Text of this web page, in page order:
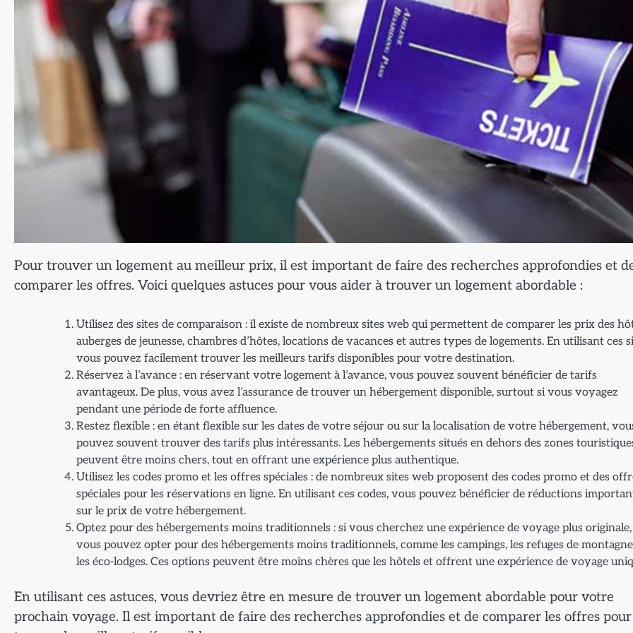
Pour trouver un logement au meilleur prix, il est important de faire des recherches approfondies et
comparer les offres. Voici quelques astuces pour vous aider à trouver un logement abordable :
Utilisez des sites de comparaison : il existe de nombreux sites web qui permettent de comparer les prix des
auberges de jeunesse, chambres d’hôtes, locations de vacances et autres types de logements. En utilisant ces
vous pouvez facilement trouver les meilleurs tarifs disponibles pour votre destination.
Réservez à l’avance : en réservant votre logement à l’avance, vous pouvez souvent bénéficier de tarifs
avantageux. De plus, vous avez l’assurance de trouver un hébergement disponible, surtout si vous voyagez
pendant une période de forte affluence.
Restez flexible : en étant flexible sur les dates de votre séjour ou sur la localisation de votre hébergement,
pouvez souvent trouver des tarifs plus intéressants. Les hébergements situés en dehors des zones
peuvent être moins chers, tout en offrant une expérience plus authentique.
Utilisez les codes promo et les offres spéciales : de nombreux sites web proposent des codes promo et des
spéciales pour les réservations en ligne. En utilisant ces codes, vous pouvez bénéficier de réductions
sur le prix de votre hébergement.
Optez pour des hébergements moins traditionnels : si vous cherchez une expérience de voyage plus originale,
vous pouvez opter pour des hébergements moins traditionnels, comme les campings, les refuges de
les éco-lodges. Ces options peuvent être moins chères que les hôtels et offrent une expérience de voyage
En utilisant ces astuces, vous devriez être en mesure de trouver un logement abordable pour votre
prochain voyage. Il est important de faire des recherches approfondies et de comparer les offres pour